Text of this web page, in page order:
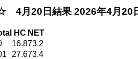
4月20日結果 2026年4月20
HC NET
16.873.2
27.673.4